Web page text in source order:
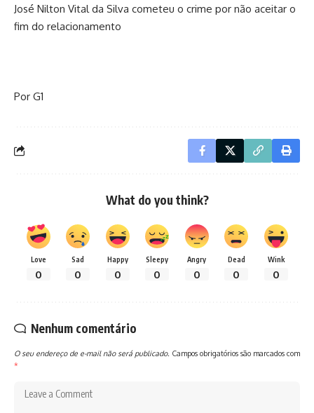
José Nilton Vital da Silva cometeu o crime por não aceitar o
fim do relacionamento
Por G1
What do you think?
Love
0
Sad
0
Happy
0
Sleepy
0
Angry
0
Dead
0
Wink
0
Nenhum comentário
O seu endereço de e-mail não será publicado. Campos obrigatórios são marcados com
*